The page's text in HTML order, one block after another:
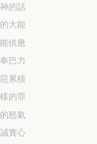
的話
大能
供應
巴力
累積
的罪
怒氣
實心